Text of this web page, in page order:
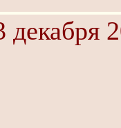
декабря